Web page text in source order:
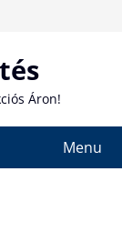
Áron!
Menu